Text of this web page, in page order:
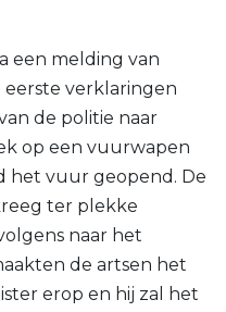
een melding van
eerste verklaringen
de politie naar
op een vuurwapen
het vuur geopend. De
ter plekke
naar het
de artsen het
erop en hij zal het